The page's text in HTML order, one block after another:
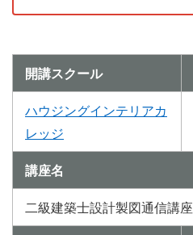
開講スクール
ハウジングインテリアカ
レッジ
講座名
二級建築士設計製図通信講座